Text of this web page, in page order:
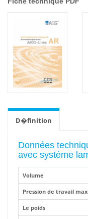
D�finition
Données
avec système
Volume
Pression de travail
Le poids